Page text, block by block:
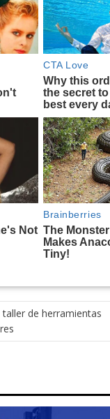
taller de herramientas